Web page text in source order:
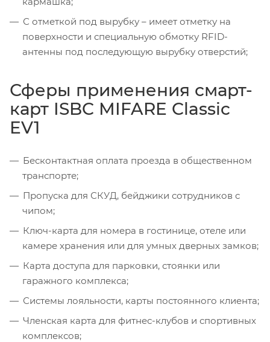
С отметкой под вырубку – имеет отметку на
поверхности и специальную обмотку RFID-
антенны под последующую вырубку отверстий;
Сферы применения смарт-
карт ISBC MIFARE Classic
EV1
Бесконтактная оплата проезда в общественном
транспорте;
Пропуска для СКУД, бейджики сотрудников с
чипом;
Ключ-карта для номера в гостинице, отеле или
камере хранения или для умных дверных замков;
Карта доступа для парковки, стоянки или
гаражного комплекса;
Системы лояльности, карты постоянного клиента;
Членская карта для фитнес-клубов и спортивных
комплексов;